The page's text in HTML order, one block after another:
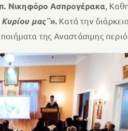
Νικηφόρο Ασπρογέρακα ,
μας¨». Κατά την
της Αναστάσιμης